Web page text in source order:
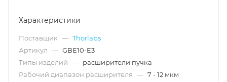
Характеристики
Поставщик — Thorlabs
Артикул — GBE10-E3
Типы изделий — расширители пучка
Рабочий диапазон расширителя — 7 - 12 мкм